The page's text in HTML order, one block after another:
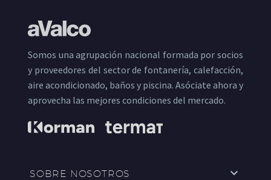
Somos una agrupación nacional formada por socios
y proveedores del sector de fontanería, calefacción,
aire acondicionado, baños y piscina. Asóciate ahora y
aprovecha las mejores condiciones del mercado.
SOBRE NOSOTROS